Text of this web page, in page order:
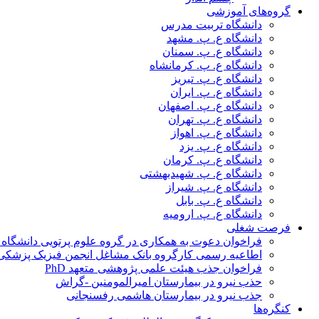
گروه‌های آموزشی
دانشگاه تربیت مدرس
دانشگاه ع. پ. مشهد
دانشگاه ع. پ. سمنان
دانشگاه ع. پ. کرمانشاه
دانشگاه ع. پ. تبریز
دانشگاه ع. پ. ایران
دانشگاه ع. پ. اصفهان
دانشگاه ع. پ. تهران
دانشگاه ع. پ. اهواز
دانشگاه ع. پ. یزد
دانشگاه ع. پ. کرمان
دانشگاه ع. پ. شهید‌بهشتی
دانشگاه ع. پ. شیراز
دانشگاه ع. پ. بابل
دانشگاه ع. پ. ارومیه
فرصت شغلی
فراخوان دعوت به همکاری در گروه علوم پرتویی دانشگاه
اطاعیه رسمی کارگروه بانک مشاغل انجمن فیزیک
فراخوان جذب هیئت علمی پژوهشی متعهد PhD
حذب نیرو در بیمارستان امیرالمومنین -گراش
جذب نیرو در بیمارستان هاشمی رفسنجانی
کنگره‌ها